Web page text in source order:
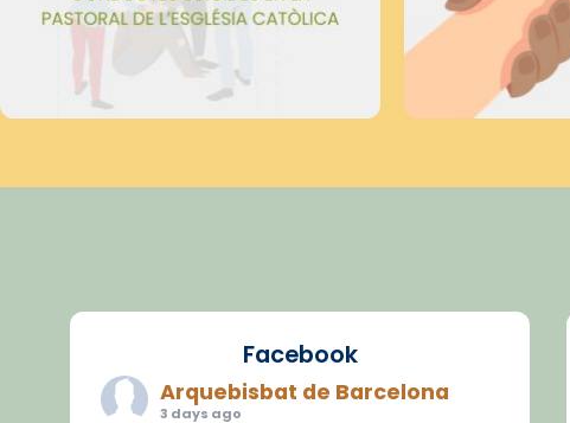
Facebook
Arquebisbat de Barcelona
3 days ago